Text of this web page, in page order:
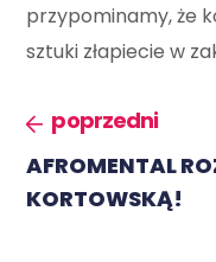
przypominamy, że
sztuki złapiecie w
poprzedni
AFROMENTAL
KORTOWSKĄ!